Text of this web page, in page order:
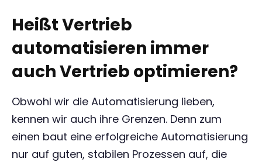
Heißt Vertrieb
automatisieren immer
auch Vertrieb optimieren?
Obwohl wir die Automatisierung lieben,
kennen wir auch ihre Grenzen. Denn zum
einen baut eine erfolgreiche Automatisierung
nur auf guten, stabilen Prozessen auf, die